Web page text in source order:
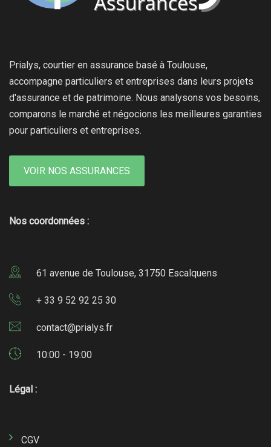
Prialys, courtier en assurance basé à Toulouse,
accompagne particuliers et entreprises dans leurs projets
d'assurance et de patrimoine. Nous analysons vos besoins,
comparons le marché et négocions les meilleures garanties
pour particuliers et entreprises.
VOIR NOS ASSURANCES
Nos coordonnées :
61 avenue de Toulouse, 31750 Escalquens
+ 33 9 52 92 25 30
contact@prialys.fr
10:00 - 19:00
Légal :
CGV